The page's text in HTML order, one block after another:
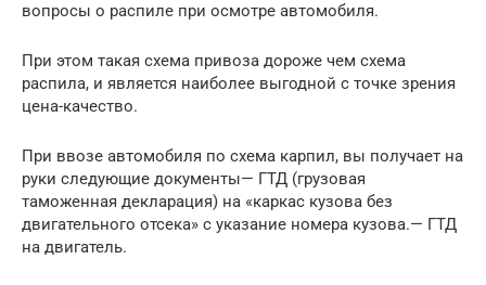
вопросы о распиле при осмотре автомобиля.
При этом такая схема привоза дороже чем схема
распила, и является наиболее выгодной с точке зрения
цена-качество.
При ввозе автомобиля по схема карпил, вы получает на
руки следующие документы— ГТД (грузовая
таможенная декларация) на «каркас кузова без
двигательного отсека» с указание номера кузова.— ГТД
на двигатель.